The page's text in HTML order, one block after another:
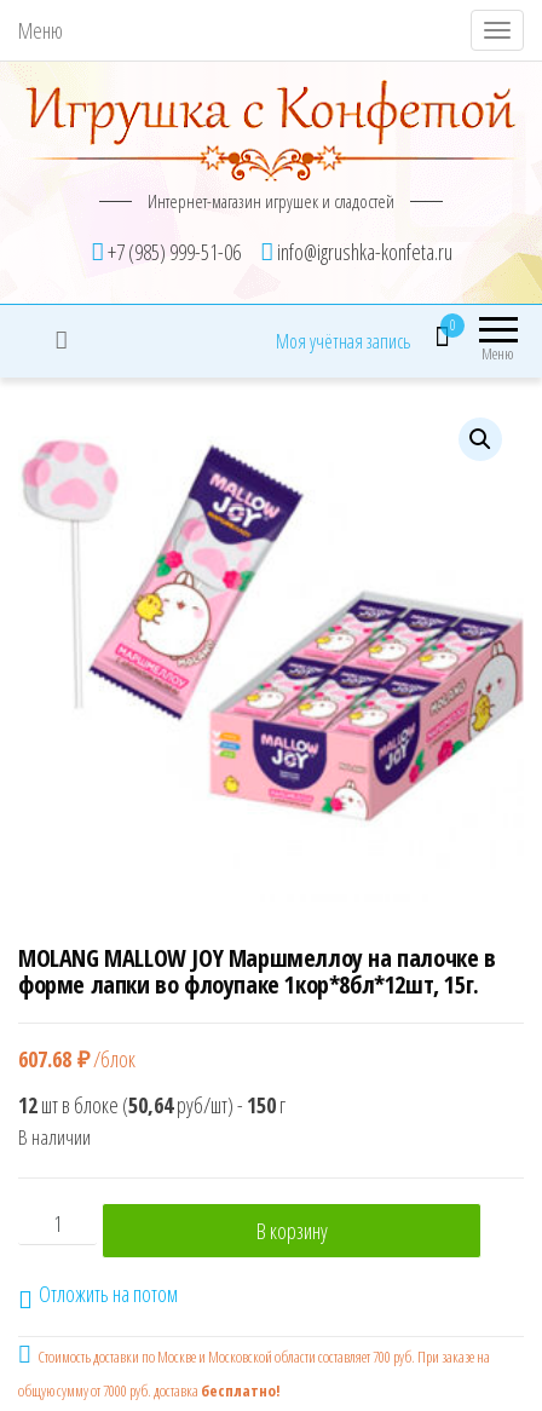
Меню
П
о
к
ь
/
С
ы
в
и
г
а
Интернет-магазин игрушек и сладостей
+7 (985) 999-51-06 info@igrushka-konfeta.ru
Меню
0
Моя учётная запись
MOLANG MALLOW JOY Маршмеллоу на палочке в
форме лапки во флоупаке 1кор*8бл*12шт, 15г.
607.68 ₽/блок
12шт в блоке (50,64руб/шт)- 150г
В наличии
Количество товара MOLANG MALLOW JOY
В корзину
Отложить на потом
Стоимость доставки по Москве и Московской области составляет 700 руб. При заказе на
общую сумму от 7000 руб. доставка бесплатно!